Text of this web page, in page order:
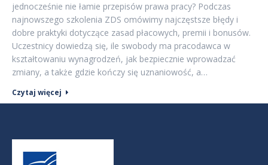
jednocześnie nie łamie przepisów prawa pracy? Podczas
najnowszego szkolenia ZDS omówimy najczęstsze błędy i
dobre praktyki dotyczące zasad płacowych, premii i bonusów.
Uczestnicy dowiedzą się, ile swobody ma pracodawca w
kształtowaniu wynagrodzeń, jak bezpiecznie wprowadzać
zmiany, a także gdzie kończy się uznaniowość, a…
Czytaj więcej